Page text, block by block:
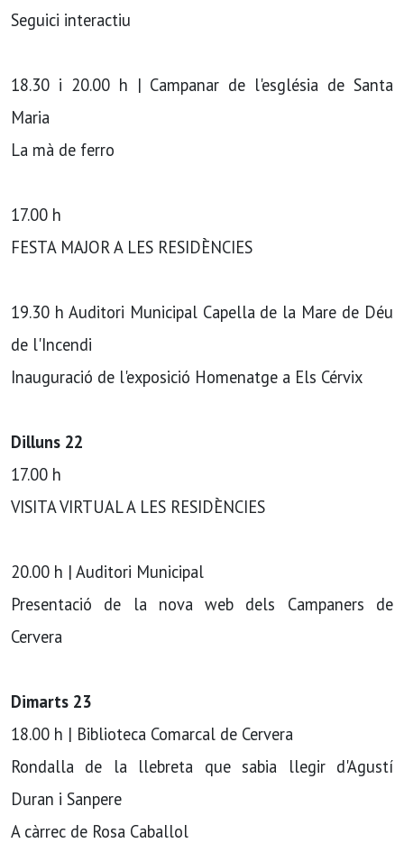
Seguici interactiu
18.30 i 20.00 h | Campanar de l'església de Santa
Maria
La mà de ferro
17.00 h
FESTA MAJOR A LES RESIDÈNCIES
19.30 h Auditori Municipal Capella de la Mare de Déu
de l'Incendi
Inauguració de l'exposició Homenatge a Els Cérvix
Dilluns 22
17.00 h
VISITA VIRTUAL A LES RESIDÈNCIES
20.00 h | Auditori Municipal
Presentació de la nova web dels Campaners de
Cervera
Dimarts 23
18.00 h | Biblioteca Comarcal de Cervera
Rondalla de la llebreta que sabia llegir d'Agustí
Duran i Sanpere
A càrrec de Rosa Caballol